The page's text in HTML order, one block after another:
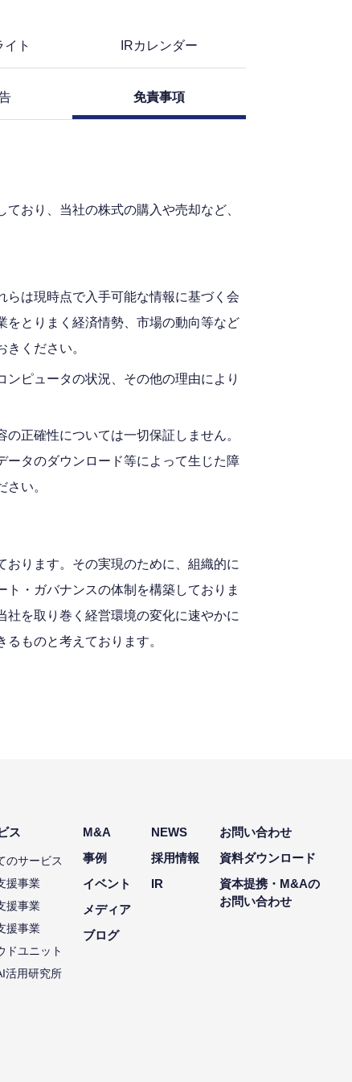
ト IRカレンダー
免責事項
おり、当社の株式の購入や売却など、
は現時点で入手可能な情報に基づく会
をとりまく経済情勢、市場の動向等など
ください。
ピュータの状況、その他の理由により
正確性については一切保証しません。
ータのダウンロード等によって生じた障
い。
ります。その実現のために、組織的に
・ガバナンスの体制を構築しておりま
を取り巻く経営環境の変化に速やかに
ものと考えております。
ス
のサービス
援事業
援事業
援事業
ドユニット
活用研究所
M&A
事例
イベント
メディア
ブログ
NEWS
採用情報
IR
お問い合わせ
資料ダウンロード
資本提携・M&Aの
お問い合わせ